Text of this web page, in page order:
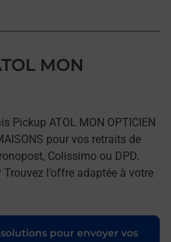
MON
Pickup ATOL MON OPTICIEN
pour vos retraits de
Colissimo ou DPD.
l’offre adaptée à votre
pour envoyer vos